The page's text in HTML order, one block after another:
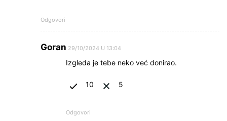
Odgovori
Goran 29/10/2024 U 13:04
Izgleda je tebe neko već donirao.
10 5
Odgovori